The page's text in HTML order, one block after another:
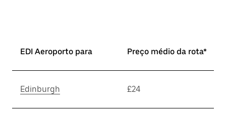
EDI Aeroporto para Preço médio da rota*
Edinburgh £24